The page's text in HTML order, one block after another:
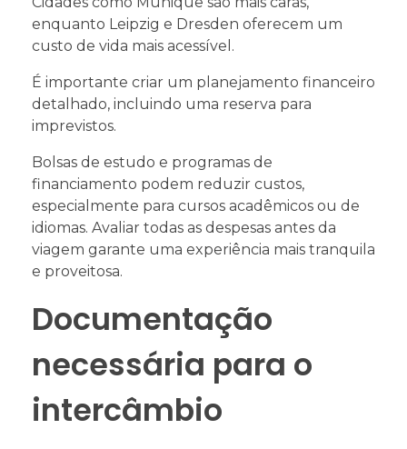
enquanto Leipzig e Dresden oferecem um
custo de vida mais acessível.
É importante criar um planejamento financeiro
detalhado, incluindo uma reserva para
imprevistos.
Bolsas de estudo e programas de
financiamento podem reduzir custos,
especialmente para cursos acadêmicos ou de
idiomas. Avaliar todas as despesas antes da
viagem garante uma experiência mais tranquila
e proveitosa.
Documentação
necessária para o
intercâmbio